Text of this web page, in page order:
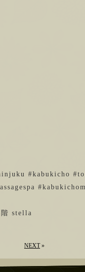
#kabukicho
階 stella
NEXT»